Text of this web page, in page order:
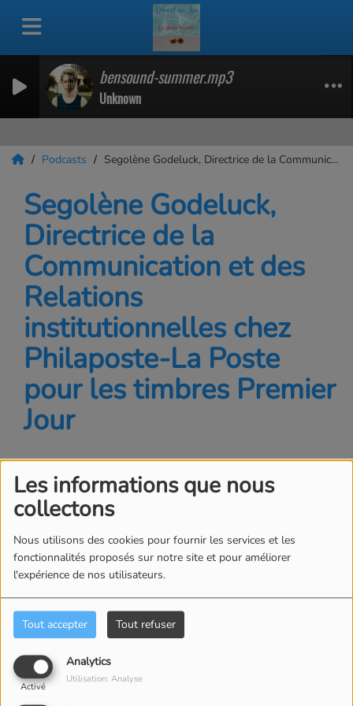
Les informations que nous
collectons
Nous utilisons des cookies pour fournir les services et les
fonctionnalités proposés sur notre site et pour améliorer
l'expérience de nos utilisateurs.
Tout accepter Tout refuser
Analytics
Activé
Utilisation: Analyse
bensound-summer.mp3
Unknown
Podcasts Segolène Godeluck, Directrice de la Communication et des Relations institutionnelles chez Philaposte-La Poste pour les timbres Premier Jour
Segolène Godeluck,
Directrice de la
Communication et des
Relations
institutionnelles chez
Philaposte-La Poste
pour les timbres Premier
Jour
07 JANVIER 2026